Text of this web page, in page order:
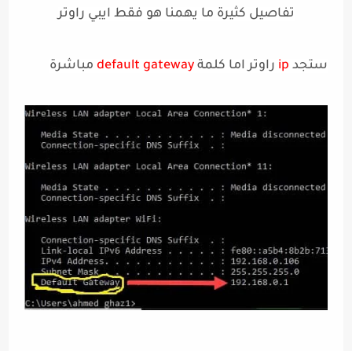
تفاصيل كثيرة ما يهمنا هو فقط ايبي راوتر
ستجد ip راوتر اما كلمة default gateway مباشرة